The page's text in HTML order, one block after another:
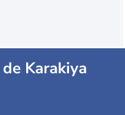
Karakiya